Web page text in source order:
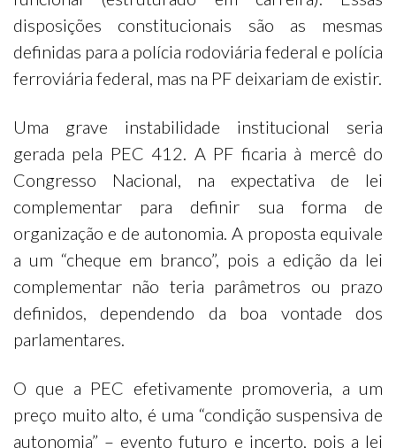
disposições constitucionais são as mesmas
definidas para a polícia rodoviária federal e polícia
ferroviária federal, mas na PF deixariam de existir.
Uma grave instabilidade institucional seria
gerada pela PEC 412. A PF ficaria à mercê do
Congresso Nacional, na expectativa de lei
complementar para definir sua forma de
organização e de autonomia. A proposta equivale
a um “cheque em branco”, pois a edição da lei
complementar não teria parâmetros ou prazo
definidos, dependendo da boa vontade dos
parlamentares.
O que a PEC efetivamente promoveria, a um
preço muito alto, é uma “condição suspensiva de
autonomia” – evento futuro e incerto, pois a lei